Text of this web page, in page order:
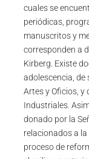
cuales se
periódicas,
manuscritos y
corresponden a
Kirberg. Existe
adolescencia, de
Artes y Oficios, y
Industriales.
donado por la
relacionados a la
proceso de